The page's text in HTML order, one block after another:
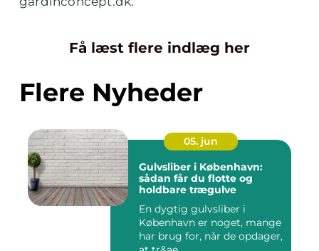
Få læst flere indlæg her
Flere Nyheder
05. jun
Gulvsliber i København:
sådan får du flotte og
holdbare trægulve
En dygtig gulvsliber i
København er noget, mange
har brug for, når de opdager,